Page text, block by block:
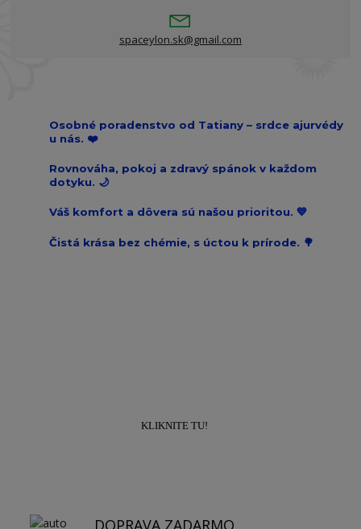
spaceylon.sk@gmail.com
Osobné poradenstvo od Tatiany – srdce ajurvédy
u nás. ❤️
Rovnováha, pokoj a zdravý spánok v každom
dotyku. 🌙
Váš komfort a dôvera sú našou prioritou. 💙
Čistá krása bez chémie, s úctou k prírode. 🌳
KLIKNITE TU!